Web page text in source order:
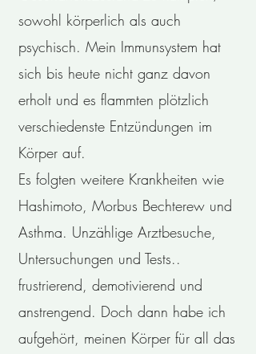
sowohl körperlich als auch
psychisch. Mein Immunsystem hat
sich bis heute nicht ganz davon
erholt und es flammten plötzlich
verschiedenste Entzündungen im
Körper auf.
Es folgten weitere Krankheiten wie
Hashimoto, Morbus Bechterew und
Asthma. Unzählige Arztbesuche,
Untersuchungen und Tests..
frustrierend, demotivierend und
anstrengend. Doch dann habe ich
aufgehört, meinen Körper für all das